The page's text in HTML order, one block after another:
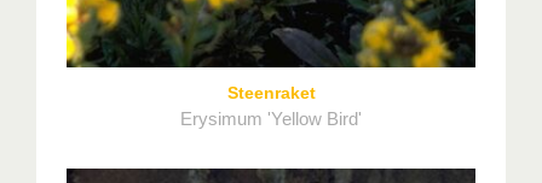
Steenraket
Erysimum 'Yellow Bird'